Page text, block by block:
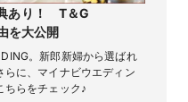
トをつくりあげます。お一人お
オーダーされたドレスは、軽い
にフィットします。
したい、手の届くモノでありた
に感じて欲しい、DRESSMORE
ふさわしい一着として輝きま
料理演出をしたい」
りの想いをのせ、おふたりとゲ
なしこそ、当館が大切にしてい
はこだわり、野菜・魚介・肉・
あり！ T＆G
を大公開
。新郎新婦から選ばれ
に、マイナビウエディン
らをチェック♪